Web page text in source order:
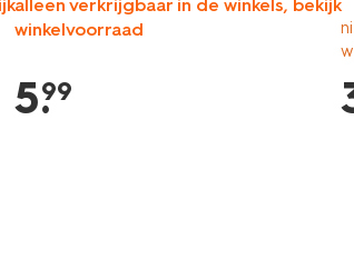
alleen verkrijgbaar in de winkels, bekijk
winkelvoorraad
5.
99